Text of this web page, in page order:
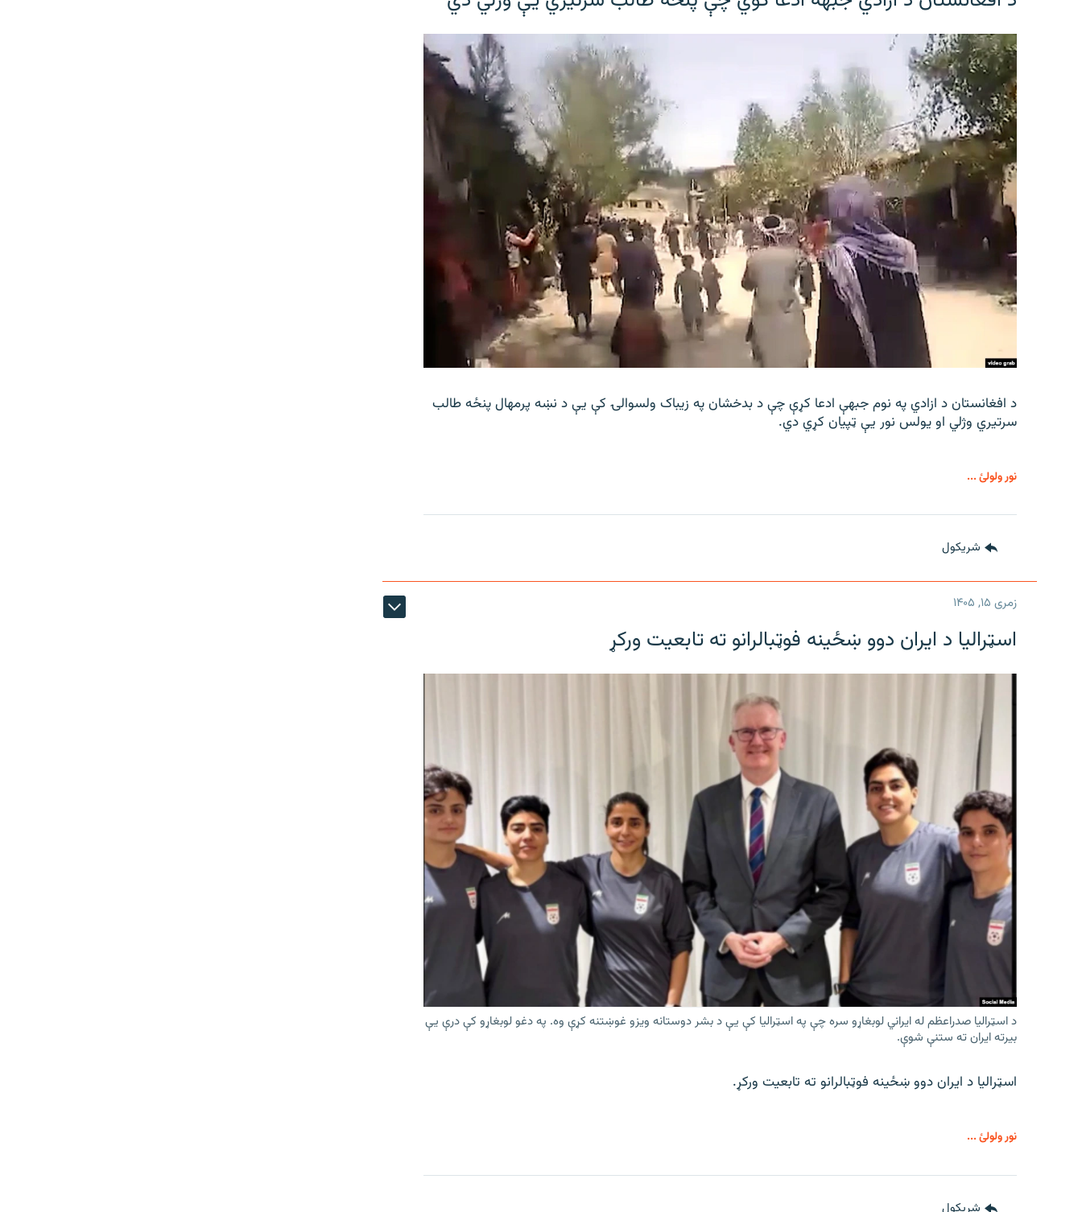
د افغانستان د ازادي په نوم جبهې ادعا کړې چې د بدخشان په زیباک ولسوالۍ کې يې د نښه پرمهال پنځه طالب
سرتیري وژلي او یولس نور يې ټپیان کړي دي.
نور ولولئ ...
شريکول
زمری ۱۵, ۱۴۰۵
اسټرالیا د ایران دوو ښځینه فوټبالرانو ته تابعیت ورکړ
د اسټرالیا صدراعظم له ایراني لوبغاړو سره چې په اسټرالیا کې يې د بشر دوستانه ویزو غوښتنه کړې وه. په دغو لوبغاړو کې درې يې
بیرته ایران ته ستنې شوې.
اسټرالیا د ایران دوو ښځینه فوټبالرانو ته تابعیت ورکړ.
نور ولولئ ...
شريکول